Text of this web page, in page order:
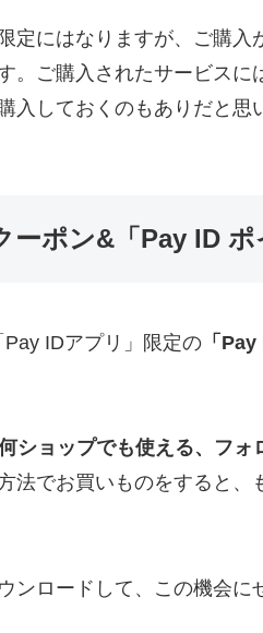
定にはなりますが、ご購入
。ご購入されたサービス
入しておくのもありだと思
ーポン&「Pay ID
IDアプリ」限定の 「
ショップでも使える、フォ
法でお買いものをすると、
ンロードして、この機会